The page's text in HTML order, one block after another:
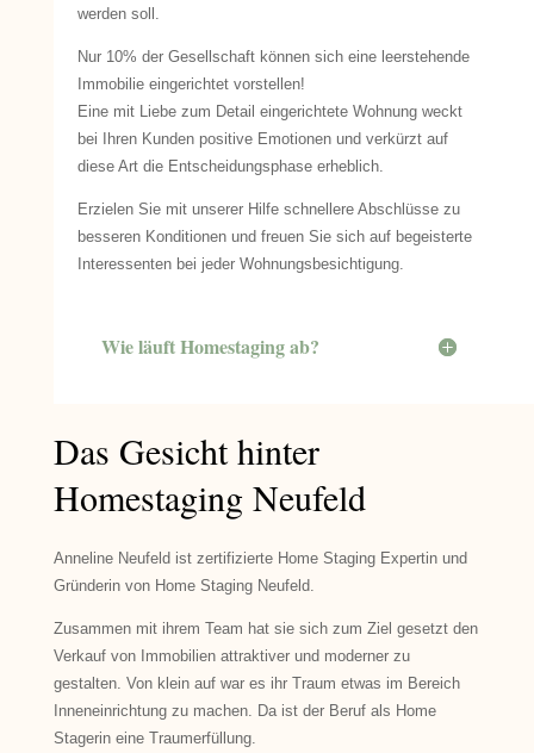
werden soll.
Nur 10% der Gesellschaft können sich eine leerstehende
Immobilie eingerichtet vorstellen!
Eine mit Liebe zum Detail eingerichtete Wohnung weckt
bei Ihren Kunden positive Emotionen und verkürzt auf
diese Art die Entscheidungsphase erheblich.
Erzielen Sie mit unserer Hilfe schnellere Abschlüsse zu
besseren Konditionen und freuen Sie sich auf begeisterte
Interessenten bei jeder Wohnungsbesichtigung.
Wie läuft Homestaging ab?
Das Gesicht hinter
Homestaging Neufeld
Anneline Neufeld ist zertifizierte Home Staging Expertin und
Gründerin von Home Staging Neufeld.
Zusammen mit ihrem Team hat sie sich zum Ziel gesetzt den
Verkauf von Immobilien attraktiver und moderner zu
gestalten. Von klein auf war es ihr Traum etwas im Bereich
Inneneinrichtung zu machen. Da ist der Beruf als Home
Stagerin eine Traumerfüllung.